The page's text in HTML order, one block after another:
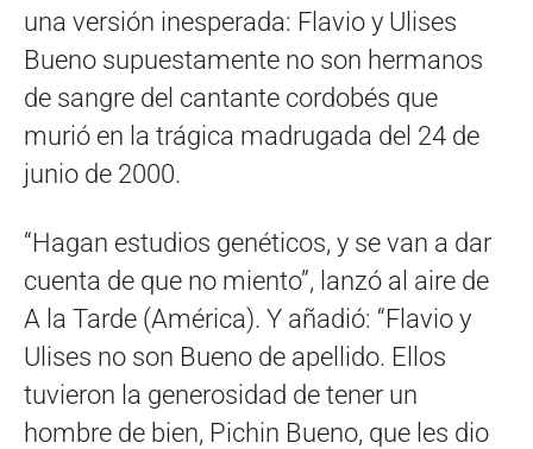
una versión inesperada: Flavio y Ulises
Bueno supuestamente no son hermanos
de sangre del cantante cordobés que
murió en la trágica madrugada del 24 de
junio de 2000.
“Hagan estudios genéticos, y se van a dar
cuenta de que no miento”, lanzó al aire de
A la Tarde (América). Y añadió: “Flavio y
Ulises no son Bueno de apellido. Ellos
tuvieron la generosidad de tener un
hombre de bien, Pichin Bueno, que les dio